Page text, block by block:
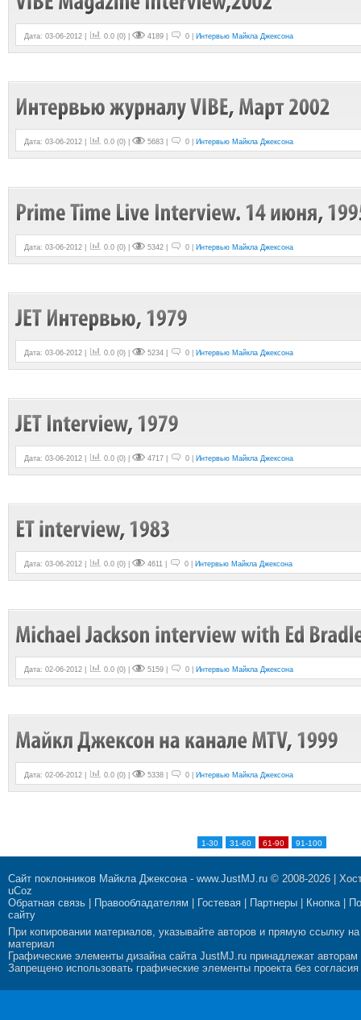
Дата: 03-06-2012 | 0.0 (0) | 4189 | 0 | Интервью Майкла Джексона
Дата: 03-06-2012 | 0.0 (0) | 5683 | 0 | Интервью Майкла Джексона
Дата: 03-06-2012 | 0.0 (0) | 5342 | 0 | Интервью Майкла Джексона
Дата: 03-06-2012 | 0.0 (0) | 5234 | 0 | Интервью Майкла Джексона
Дата: 03-06-2012 | 0.0 (0) | 4717 | 0 | Интервью Майкла Джексона
Дата: 03-06-2012 | 0.0 (0) | 4611 | 0 | Интервью Майкла Джексона
Дата: 02-06-2012 | 0.0 (0) | 5159 | 0 | Интервью Майкла Джексона
Дата: 02-06-2012 | 0.0 (0) | 5338 | 0 | Интервью Майкла Джексона
1-30 31-60 61-90 91-100
Сайт поклонников Майкла Джексона- www.JustMJ.ru © 2008-2026 |
uCoz
Обратная связь
Правообладателям Гостевая Партнеры Кнопка|
сайту
При копировании материалов, указывайте авторов и прямую ссылку на
материал
Графические элементы дизайна сайта JustMJ.ru принадлежат авторам
Запрещено использовать графические элементы проекта без согласия